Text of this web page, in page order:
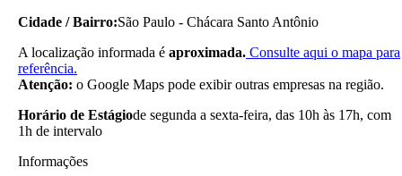
Cidade / Bairro:São Paulo - Chácara Santo Antônio
A localização informada é aproximada. Consulte aqui o mapa para
referência.
Atenção: o Google Maps pode exibir outras empresas na região.
Horário de Estágiode segunda a sexta-feira, das 10h às 17h, com
1h de intervalo
Informações